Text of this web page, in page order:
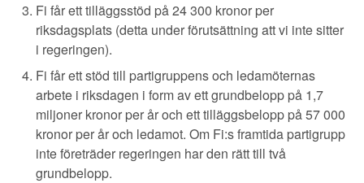
Fi får ett tilläggsstöd på 24 300 kronor per
riksdagsplats (detta under förutsättning att vi inte sitter
i regeringen).
Fi får ett stöd till partigruppens och ledamöternas
arbete i riksdagen i form av ett grundbelopp på 1,7
miljoner kronor per år och ett tilläggsbelopp på 57 000
kronor per år och ledamot. Om Fi:s framtida partigrupp
inte företräder regeringen har den rätt till två
grundbelopp.